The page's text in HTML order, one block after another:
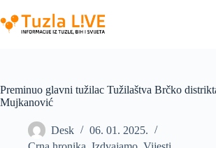
to
content
Preminuo glavni tužilac Tužilaštva Brčko
Mujkanović
Desk
06. 01. 2025.